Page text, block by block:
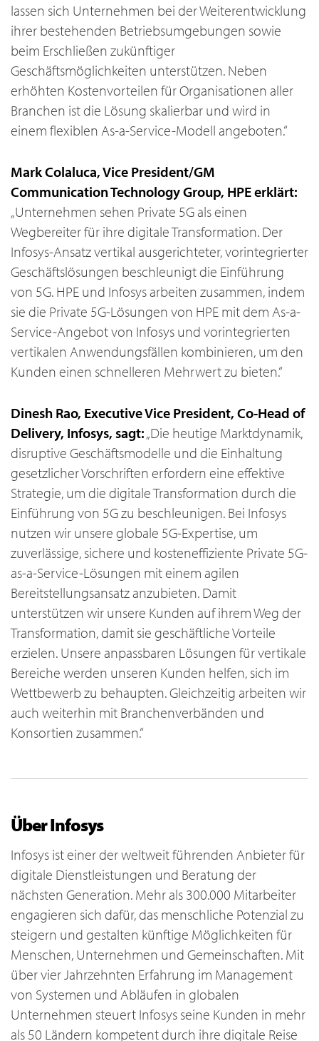
lassen sich Unternehmen bei der Weiterentwicklung
ihrer bestehenden Betriebsumgebungen sowie
beim Erschließen zukünftiger
Geschäftsmöglichkeiten unterstützen. Neben
erhöhten Kostenvorteilen für Organisationen aller
Branchen ist die Lösung skalierbar und wird in
einem flexiblen As-a-Service-Modell angeboten.“
Mark Colaluca, Vice President/GM
Communication Technology Group, HPE erklärt:
„Unternehmen sehen Private 5G als einen
Wegbereiter für ihre digitale Transformation. Der
Infosys-Ansatz vertikal ausgerichteter, vorintegrierter
Geschäftslösungen beschleunigt die Einführung
von 5G. HPE und Infosys arbeiten zusammen, indem
sie die Private 5G-Lösungen von HPE mit dem As-a-
Service-Angebot von Infosys und vorintegrierten
vertikalen Anwendungsfällen kombinieren, um den
Kunden einen schnelleren Mehrwert zu bieten.“
Dinesh Rao, Executive Vice President, Co-Head of
Delivery, Infosys, sagt:„Die heutige Marktdynamik,
disruptive Geschäftsmodelle und die Einhaltung
gesetzlicher Vorschriften erfordern eine effektive
Strategie, um die digitale Transformation durch die
Einführung von 5G zu beschleunigen. Bei Infosys
nutzen wir unsere globale 5G-Expertise, um
zuverlässige, sichere und kosteneffiziente Private 5G-
as-a-Service-Lösungen mit einem agilen
Bereitstellungsansatz anzubieten. Damit
unterstützen wir unsere Kunden auf ihrem Weg der
Transformation, damit sie geschäftliche Vorteile
erzielen. Unsere anpassbaren Lösungen für vertikale
Bereiche werden unseren Kunden helfen, sich im
Wettbewerb zu behaupten. Gleichzeitig arbeiten wir
auch weiterhin mit Branchenverbänden und
Konsortien zusammen.“
Über Infosys
Infosys ist einer der weltweit führenden Anbieter für
digitale Dienstleistungen und Beratung der
nächsten Generation. Mehr als 300.000 Mitarbeiter
engagieren sich dafür, das menschliche Potenzial zu
steigern und gestalten künftige Möglichkeiten für
Menschen, Unternehmen und Gemeinschaften. Mit
über vier Jahrzehnten Erfahrung im Management
von Systemen und Abläufen in globalen
Unternehmen steuert Infosys seine Kunden in mehr
als 50 Ländern kompetent durch ihre digitale Reise